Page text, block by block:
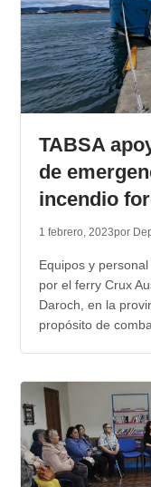
TABSA
de
incendio
1 febrero, 2023por
Equipos y
por el ferry Crux
Daroch, en la
propósito de